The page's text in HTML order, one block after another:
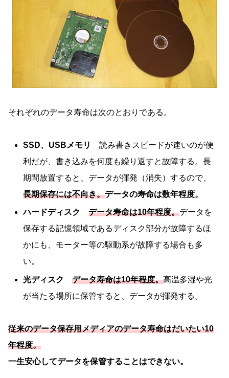
それぞれのデータ寿命は次のとおりである。
SSD、USBメモリ
読み書きスピードが速いのが便
利だが、書き込みを何度も繰り返すと故障する。長
期間放置すると、データが揮発（消失）するので、
長期保存には不向き。データの寿命は数年程度。
ハードディスク データ寿命は10年程度。データを
保存する記憶領域であるディスク部分が故障するほ
かにも、モーター等の駆動系が故障する場合も多
い。
光ディスク データ寿命は10年程度。高温多湿や光
が当たる場所に保管すると、データが揮発する。
従来のデータ保存用メディアのデータ寿命はだいたい10
年程度。
一生安心してデータを保管することはできない。